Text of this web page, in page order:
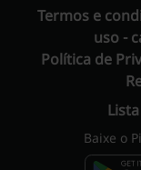
Termos e
uso -
Política de
Baixe o